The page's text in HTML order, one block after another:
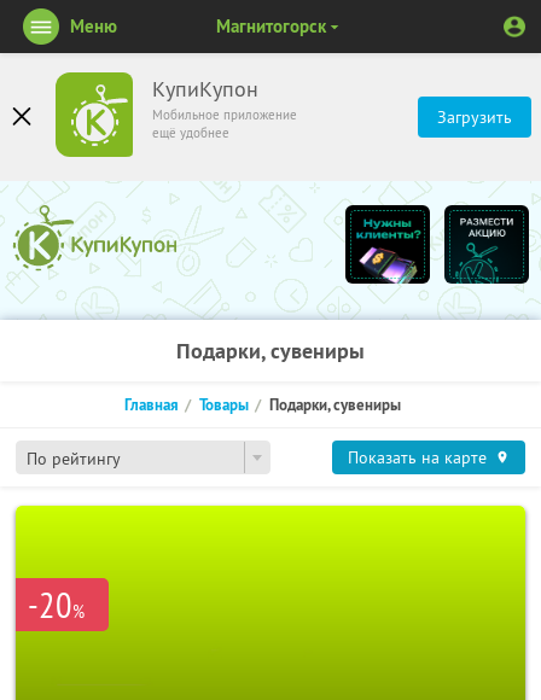
КупиКупон
Мобильное приложение
ещё удобнее
Загрузить
Меню Магнитогорск
Подарки, сувениры
По рейтингу
Главная Товары Подарки, сувениры
Показать на карте
-20%